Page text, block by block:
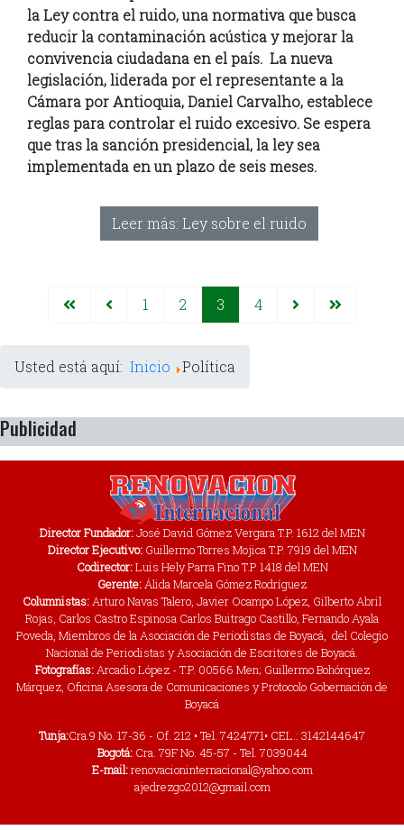
la Ley contra el ruido, una normativa que busca
reducir la contaminación acústica y mejorar la
convivencia ciudadana en el país. La nueva
legislación, liderada por el representante a la
Cámara por Antioquia, Daniel Carvalho, establece
reglas para controlar el ruido excesivo. Se espera
que tras la sanción presidencial, la ley sea
implementada en un plazo de seis meses.
Leer más: Ley sobre el ruido
1 2 3 4
Usted está aquí: Inicio Política
Publicidad
Director Fundador:José David Gómez Vergara T.P. 1612 del MEN
Director Ejecutivo:Guillermo Torres Mojica T.P. 7919 del MEN
Codirector:Luis Hely Parra Fino T.P 1418 del MEN
Gerente:Álida Marcela Gómez Rodríguez
Columnistas:Arturo Navas Talero, Javier Ocampo López, Gilberto Abril
Rojas, Carlos Castro Espinosa Carlos Buitrago Castillo, Fernando Ayala
Poveda, Miembros de la Asociación de Periodistas de Boyacá, del Colegio
Nacional de Periodistas y Asociación de Escritores de Boyacá.
Fotografías:Arcadio López - T.P. 00566 Men; Guillermo Bohórquez
Márquez, Oficina Asesora de Comunicaciones y Protocolo Gobernación de
Boyacá
Tunja:Cra.9 No. 17-36 - Of. 212 • Tel. 7424771• CEL.: 3142144647
Bogotá:Cra. 79F No. 45-57 - Tel. 7039044
E-mail:renovacioninternacional@yahoo.com
ajedrezgo2012@gmail.com